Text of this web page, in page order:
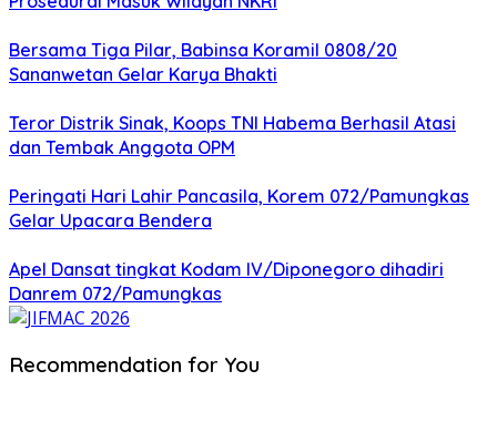
Bersama Tiga Pilar, Babinsa Koramil 0808/20
Sananwetan Gelar Karya Bhakti
Teror Distrik Sinak, Koops TNI Habema Berhasil Atasi
dan Tembak Anggota OPM
Peringati Hari Lahir Pancasila, Korem 072/Pamungkas
Gelar Upacara Bendera
Apel Dansat tingkat Kodam lV/Diponegoro dihadiri
Danrem 072/Pamungkas
Recommendation for You